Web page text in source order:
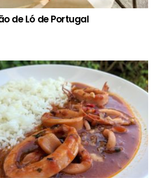
de Ló de Portugal